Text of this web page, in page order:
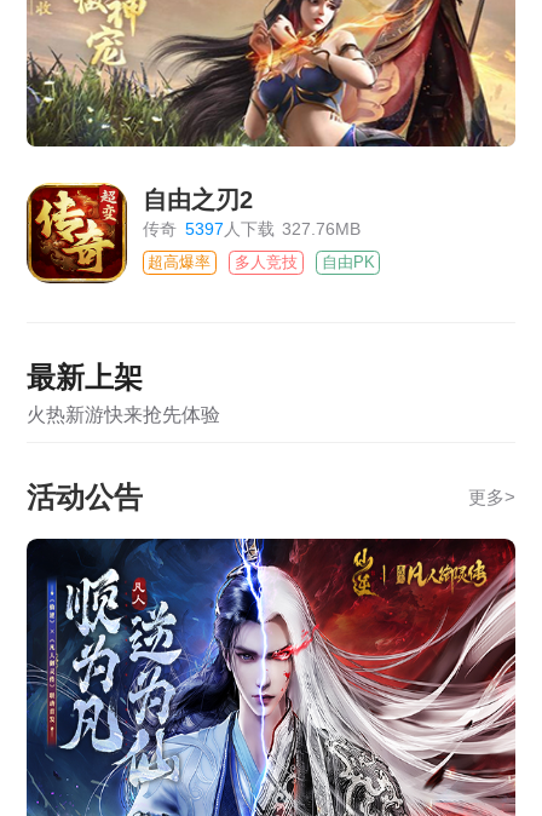
自由之刃2
传奇 5397人下载 327.76MB
超高爆率 多人竞技 自由PK
最新上架
火热新游快来抢先体验
活动公告 更多>